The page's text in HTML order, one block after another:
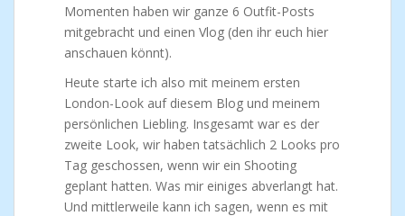
Momenten haben wir ganze 6 Outfit-Posts
mitgebracht und einen Vlog (den ihr euch hier
anschauen könnt).
Heute starte ich also mit meinem ersten
London-Look auf diesem Blog und meinem
persönlichen Liebling. Insgesamt war es der
zweite Look, wir haben tatsächlich 2 Looks pro
Tag geschossen, wenn wir ein Shooting
geplant hatten. Was mir einiges abverlangt hat.
Und mittlerweile kann ich sagen, wenn es mit